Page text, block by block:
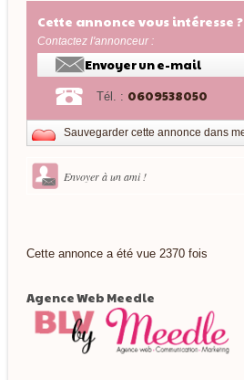
Cette annonce vous intéresse ?
Contactez l'annonceur :
Envoyer un e-mail
Tél. : 0609538050
Sauvegarder cette annonce dans
Envoyer à un ami !
Cette annonce a été vue 2370 fois
Agence Web Meedle